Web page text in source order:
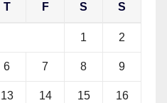
T F S S
1 2
6 7 8 9
13 14 15 16